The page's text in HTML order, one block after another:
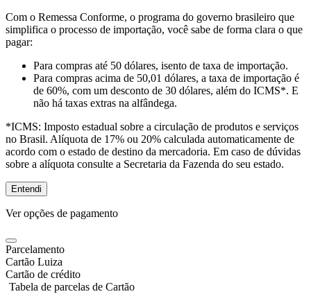
Com o Remessa Conforme, o programa do governo brasileiro que
simplifica o processo de importação, você sabe de forma clara o que
pagar:
Para compras até 50 dólares, isento de taxa de importação.
Para compras acima de 50,01 dólares, a taxa de importação é
de 60%, com um desconto de 30 dólares, além do ICMS*. E
não há taxas extras na alfândega.
*ICMS: Imposto estadual sobre a circulação de produtos e serviços
no Brasil. Alíquota de 17% ou 20% calculada automaticamente de
acordo com o estado de destino da mercadoria. Em caso de dúvidas
sobre a alíquota consulte a Secretaria da Fazenda do seu estado.
Entendi
Ver opções de pagamento
Parcelamento
Cartão Luiza
Cartão de crédito
Tabela de parcelas de Cartão